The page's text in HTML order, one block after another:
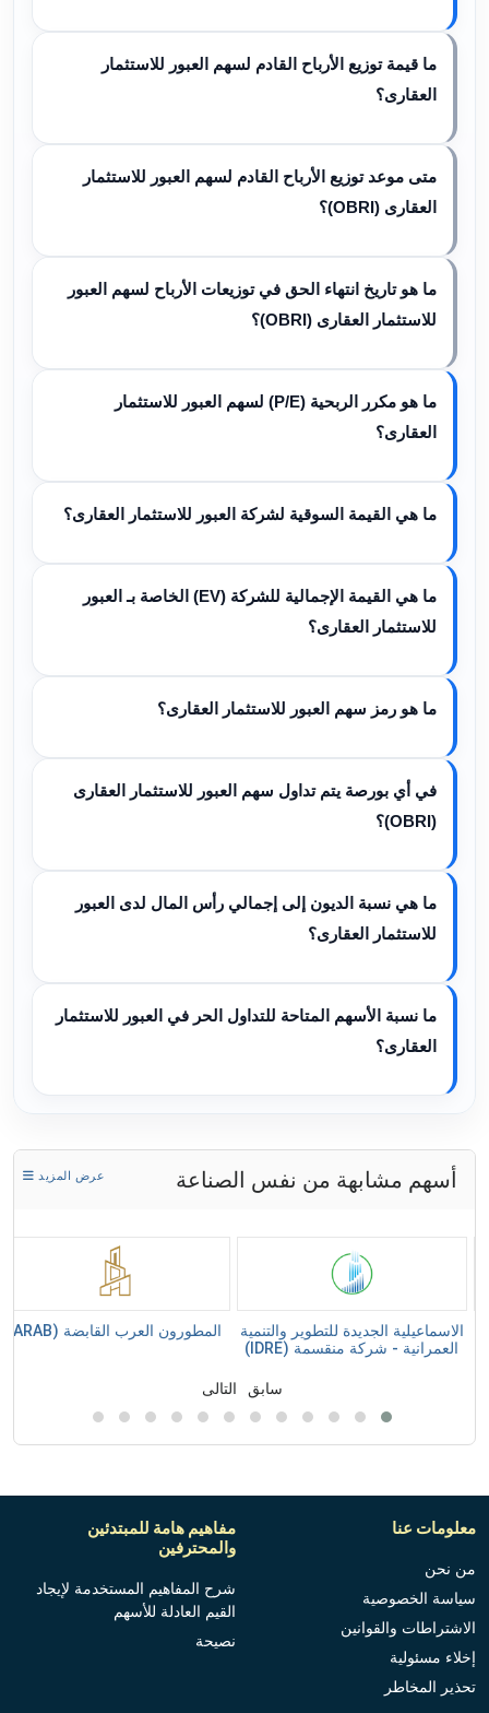
ما قيمة توزيع الأرباح القادم لسهم العبور للاستثمار
العقارى؟
متى موعد توزيع الأرباح القادم لسهم العبور للاستثمار
العقارى (OBRI)؟
ما هو تاريخ انتهاء الحق في توزيعات الأرباح لسهم العبور
للاستثمار العقارى (OBRI)؟
ما هو مكرر الربحية (P/E) لسهم العبور للاستثمار
العقارى؟
ما هي القيمة السوقية لشركة العبور للاستثمار العقارى؟
ما هي القيمة الإجمالية للشركة (EV) الخاصة بـ العبور
للاستثمار العقارى؟
ما هو رمز سهم العبور للاستثمار العقارى؟
في أي بورصة يتم تداول سهم العبور للاستثمار العقارى
(OBRI)؟
ما هي نسبة الديون إلى إجمالي رأس المال لدى العبور
للاستثمار العقارى؟
ما نسبة الأسهم المتاحة للتداول الحر في العبور للاستثمار
العقارى؟
أسهم مشابهة من نفس الصناعة عرض المزيد
الاسماعيلية الجديدة للتطوير والتنمية
العمرانية - شركة منقسمة (IDRE)
المطورون العرب القابضة (ARAB)
سابق التالى
معلومات عنا
من نحن
سياسة الخصوصية
الاشتراطات والقوانين
إخلاء مسئولية
تحذير المخاطر
مفاهيم هامة للمبتدئين
والمحترفين
شرح المفاهيم المستخدمة لإيجاد
القيم العادلة للأسهم
نصيحة